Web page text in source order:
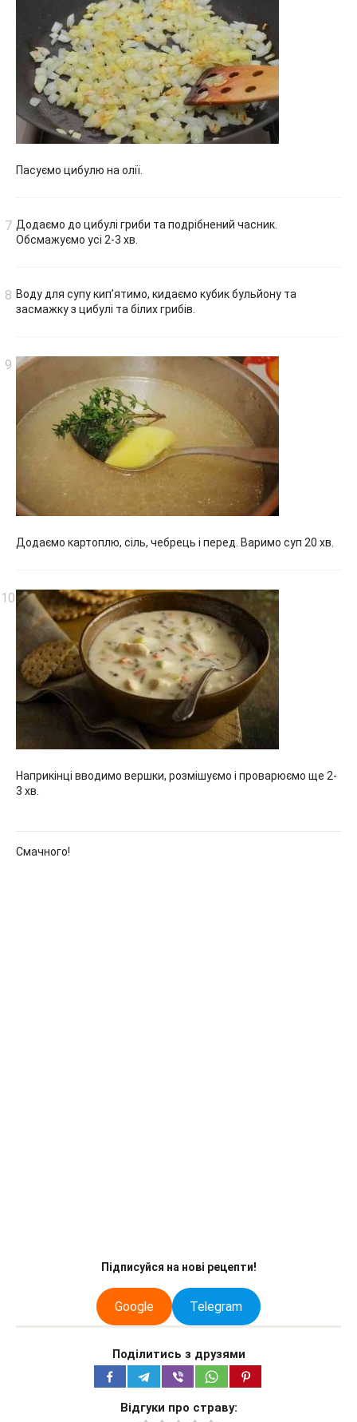
Пасуємо цибулю на олії.
Додаємо до цибулі гриби та подрібнений часник.
Обсмажуємо усі 2-3 хв.
Воду для супу кип’ятимо, кидаємо кубик бульйону та
засмажку з цибулі та білих грибів.
Додаємо картоплю, сіль, чебрець і перед. Варимо суп 20 хв.
Наприкінці вводимо вершки, розмішуємо і проварюємо ще 2-
3 хв.
Смачного!
Підписуйся на нові рецепти!
Google Telegram
Поділитись з друзями
Відгуки про страву: